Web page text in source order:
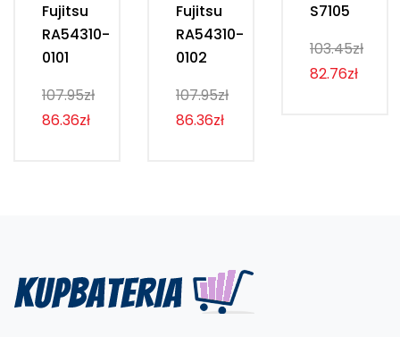
Fujitsu
RA54310-
0101
107.95zł
86.36zł
Fujitsu
RA54310-
0102
107.95zł
86.36zł
S7105
103.45zł
82.76zł